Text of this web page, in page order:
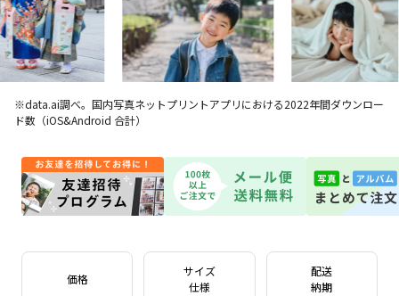
※data.ai調べ。国内写真ネットプリントアプリにおける2022年間ダウンロー
ド数（iOS&Android 合計）
価格
サイズ
仕様
配送
納期